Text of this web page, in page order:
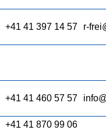
+41 41 397 14 57 r-
+41 41 460 57 57
+41 41 870 99 06